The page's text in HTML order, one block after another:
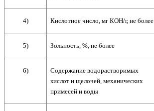
4) Кислотное число, мг КОН/г, не более
5) Зольность, %, не более
6)
Содержание водорастворимых
кислот и щелочей, механических
примесей и воды